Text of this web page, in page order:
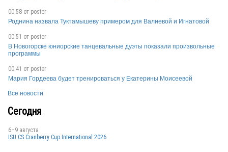
00:58 от poster
Роднина назвала Туктамышеву примером для Валиевой и Игнатовой
00:51 от poster
В Новогорске юниорские танцевальные дуэты показали произвольные
программы
00:41 от poster
Мария Гордеева будет тренироваться у Екатерины Моисеевой
Все новости
Сегодня
6–9 августа
ISU CS Cranberry Cup International 2026